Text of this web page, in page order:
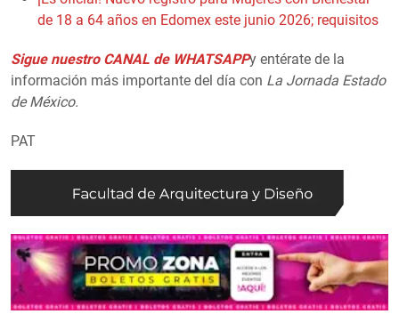
de 18 a 64 años en Edomex este junio 2026; requisitos
Sigue nuestro CANAL de WHATSAPPy entérate de la
información más importante del día con La Jornada Estado
de México.
PAT